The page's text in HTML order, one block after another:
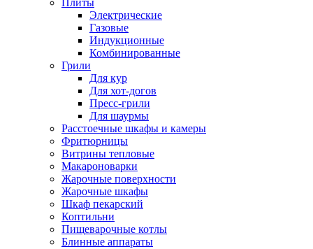
Плиты
Электрические
Газовые
Индукционные
Комбинированные
Грили
Для кур
Для хот-догов
Пресс-грили
Для шаурмы
Расстоечные шкафы и камеры
Фритюрницы
Витрины тепловые
Макароноварки
Жарочные поверхности
Жарочные шкафы
Шкаф пекарский
Коптильни
Пищеварочные котлы
Блинные аппараты